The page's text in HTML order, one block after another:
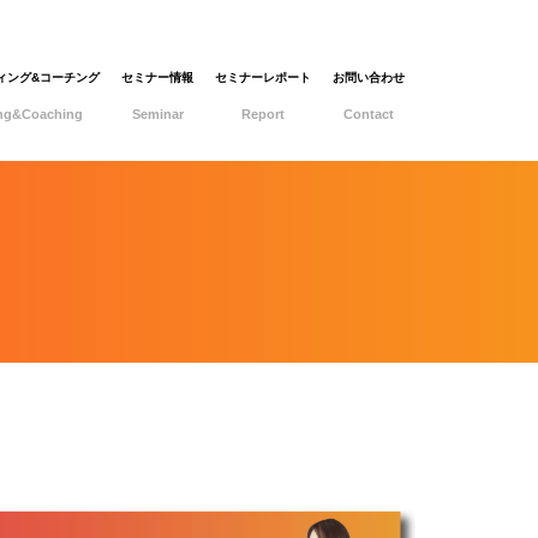
ング&コーチング セミナー情報
Seminar
セミナーレポート
Report
お問い合わせ
Contact